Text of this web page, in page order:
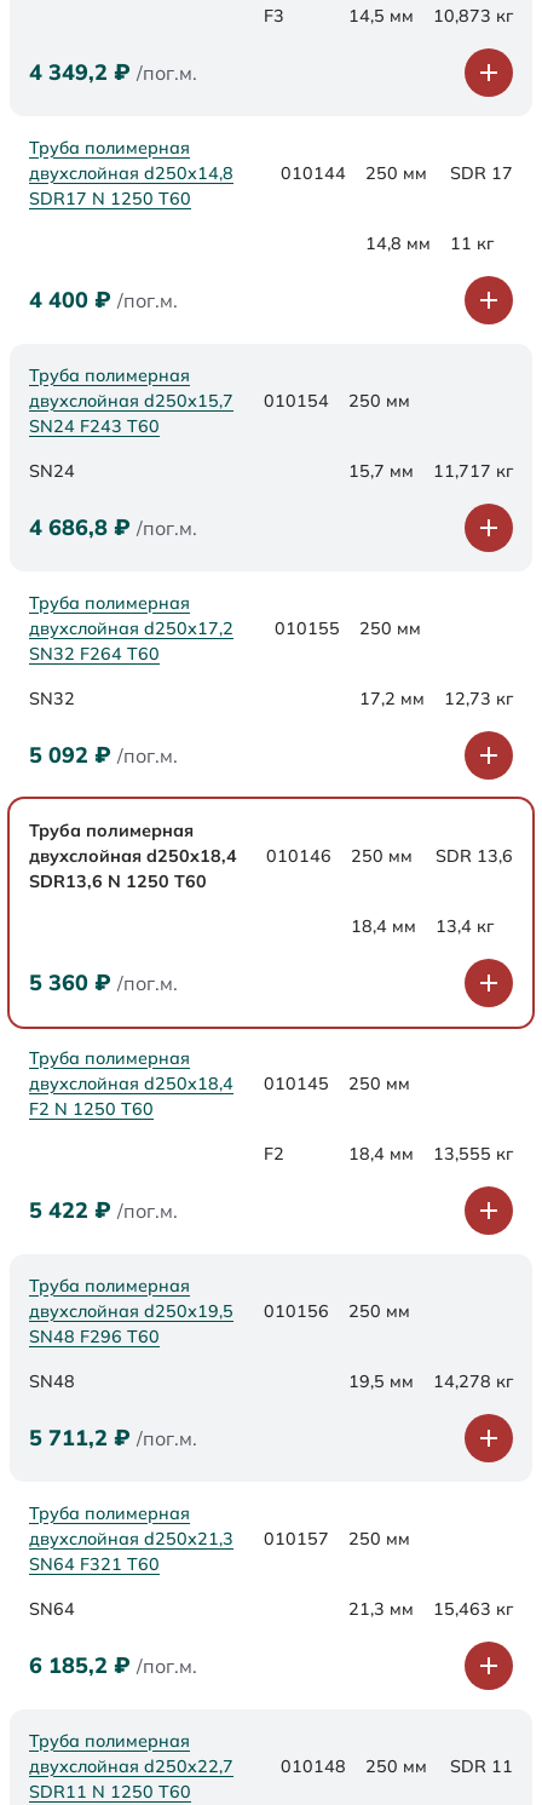
F3 14,5 мм 10,873 кг
4 349,2 ₽ /пог.м.
Труба полимерная
двухслойная d250x14,8
SDR17 N 1250 Т60
010144 250 мм SDR 17
14,8 мм 11 кг
4 400 ₽ /пог.м.
Труба полимерная
двухслойная d250х15,7
SN24 F243 Т60
010154 250 мм
SN24 15,7 мм 11,717 кг
4 686,8 ₽ /пог.м.
Труба полимерная
двухслойная d250х17,2
SN32 F264 Т60
010155 250 мм
SN32 17,2 мм 12,73 кг
5 092 ₽ /пог.м.
Труба полимерная
двухслойная d250x18,4
SDR13,6 N 1250 Т60
010146 250 мм SDR 13,6
18,4 мм 13,4 кг
5 360 ₽ /пог.м.
Труба полимерная
двухслойная d250x18,4
F2 N 1250 Т60
010145 250 мм
F2 18,4 мм 13,555 кг
5 422 ₽ /пог.м.
Труба полимерная
двухслойная d250х19,5
SN48 F296 Т60
010156 250 мм
SN48 19,5 мм 14,278 кг
5 711,2 ₽ /пог.м.
Труба полимерная
двухслойная d250х21,3
SN64 F321 Т60
010157 250 мм
SN64 21,3 мм 15,463 кг
6 185,2 ₽ /пог.м.
Труба полимерная
двухслойная d250x22,7
SDR11 N 1250 Т60
010148 250 мм SDR 11